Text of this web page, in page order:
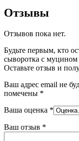
Отзывы
Отзывов пока нет.
Будьте первым, кто
сыворотка с муцином
Оставьте отзыв и
Ваш адрес email не
помечены *
Ваша оценка *
Ваш отзыв *